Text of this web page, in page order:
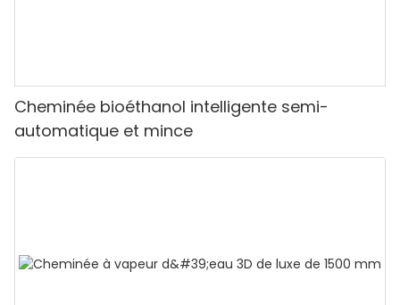
Cheminée bioéthanol intelligente semi-
automatique et mince